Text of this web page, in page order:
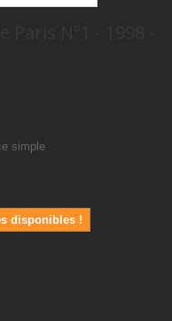
simple
disponibles !